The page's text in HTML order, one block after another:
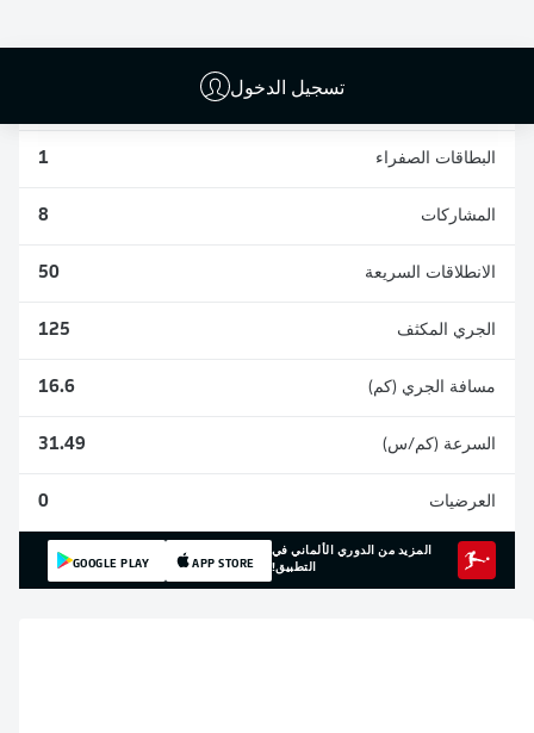
تسجيل الدخول
البطاقات الصفراء 1
المشاركات 8
الانطلاقات السريعة 50
الجري المكثف 125
مسافة الجري (كم) 16.6
السرعة (كم/س) 31.49
العرضيات 0
المزيد من الدوري الألماني في
التطبيق!
APP STORE
GOOGLE PLAY